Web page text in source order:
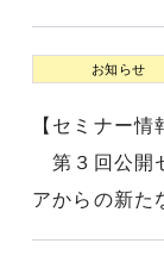
お知らせ
【セミナー
第３回公開
アからの新た